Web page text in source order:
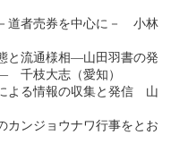
道者売券を中心に－ 小林
と流通様相―山田羽書の発
千枝大志（愛知）
よる情報の収集と発信 山
カンジョウナワ行事をとお